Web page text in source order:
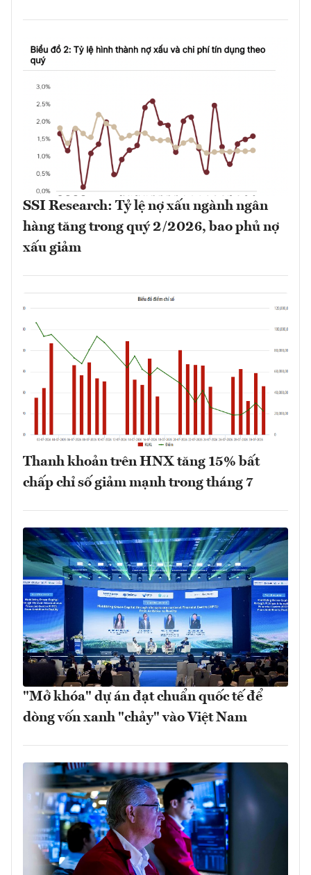
SSI Research: Tỷ lệ nợ xấu ngành ngân
hàng tăng trong quý 2/2026, bao phủ nợ
xấu giảm
Thanh khoản trên HNX tăng 15% bất
chấp chỉ số giảm mạnh trong tháng 7
"Mở khóa" dự án đạt chuẩn quốc tế để
dòng vốn xanh "chảy" vào Việt Nam